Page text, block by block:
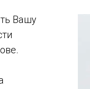
Вашу